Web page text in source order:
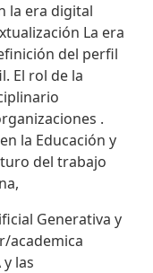
la era digital
La era
del perfil
El rol de la
.
la Educación y
del trabajo
Generativa y
academica
las